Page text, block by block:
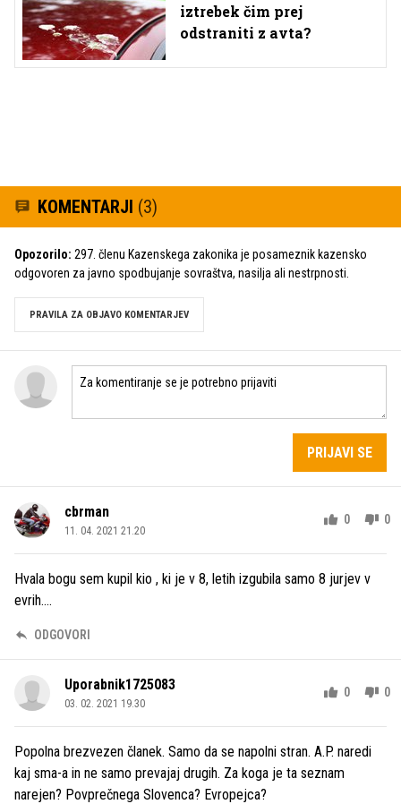
iztrebek čim prej
odstraniti z avta?
KOMENTARJI (3)
Opozorilo: 297. členu Kazenskega zakonika je posameznik kazensko
odgovoren za javno spodbujanje sovraštva, nasilja ali nestrpnosti.
PRAVILA ZA OBJAVO KOMENTARJEV
PRIJAVI SE
cbrman
11. 04. 2021 21.20
0 0
Hvala bogu sem kupil kio , ki je v 8, letih izgubila samo 8 jurjev v
evrih....
ODGOVORI
Uporabnik1725083
03. 02. 2021 19.30
0 0
Popolna brezvezen članek. Samo da se napolni stran. A.P. naredi
kaj sma-a in ne samo prevajaj drugih. Za koga je ta seznam
narejen? Povprečnega Slovenca? Evropejca?